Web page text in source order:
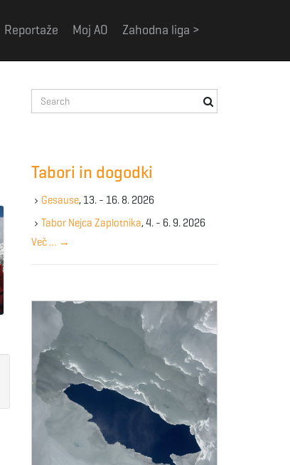
Reportaže Moj AO Zahodna liga >
e
e
y
w
r
Tabori in dogodki
Gesause, 13. - 16. 8. 2026
Tabor Nejca Zaplotnika, 4. - 6. 9. 2026
Več … →